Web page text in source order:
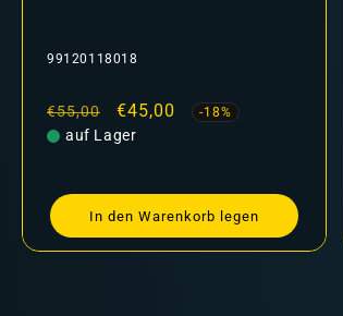
99120118018
Normaler
Preis
€55,00 Verkaufspreis
€45,00 -18%
auf Lager
In den Warenkorb legen